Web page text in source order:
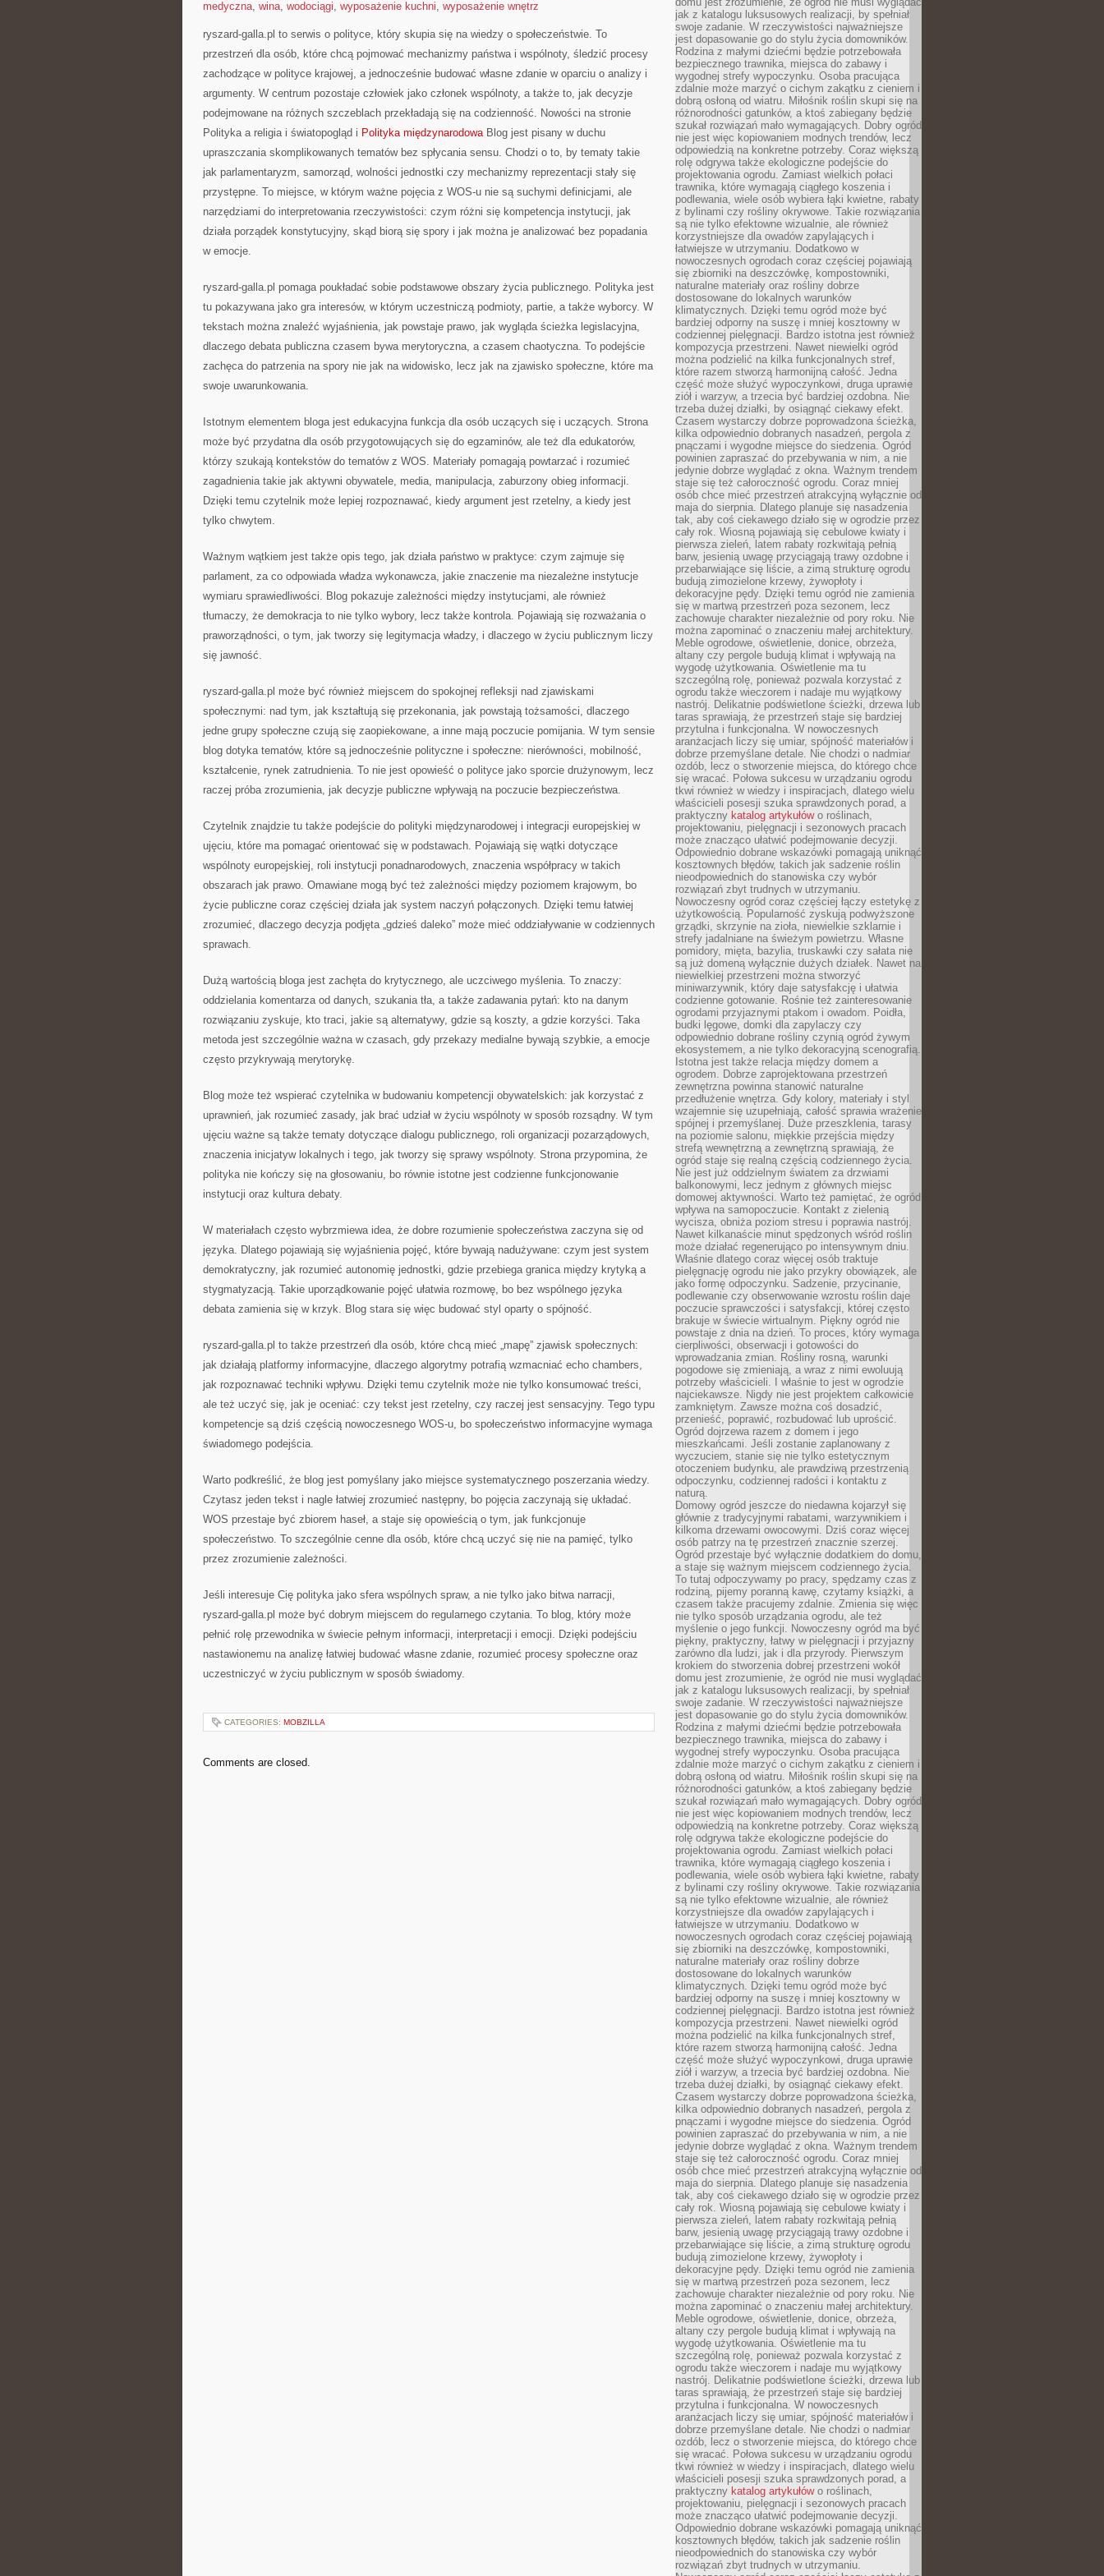
medyczna, wina, wodociągi, wyposażenie kuchni, wyposażenie wnętrz
ryszard-galla.pl to serwis o polityce, który skupia się na wiedzy o społeczeństwie. To
przestrzeń dla osób, które chcą pojmować mechanizmy państwa i wspólnoty, śledzić procesy
zachodzące w polityce krajowej, a jednocześnie budować własne zdanie w oparciu o analizy i
argumenty. W centrum pozostaje człowiek jako członek wspólnoty, a także to, jak decyzje
podejmowane na różnych szczeblach przekładają się na codzienność. Nowości na stronie
Polityka a religia i światopogląd i Polityka międzynarodowaBlog jest pisany w duchu
upraszczania skomplikowanych tematów bez spłycania sensu. Chodzi o to, by tematy takie
jak parlamentaryzm, samorząd, wolności jednostki czy mechanizmy reprezentacji stały się
przystępne. To miejsce, w którym ważne pojęcia z WOS-u nie są suchymi definicjami, ale
narzędziami do interpretowania rzeczywistości: czym różni się kompetencja instytucji, jak
działa porządek konstytucyjny, skąd biorą się spory i jak można je analizować bez popadania
w emocje.
ryszard-galla.pl pomaga poukładać sobie podstawowe obszary życia publicznego. Polityka jest
tu pokazywana jako gra interesów, w którym uczestniczą podmioty, partie, a także wyborcy. W
tekstach można znaleźć wyjaśnienia, jak powstaje prawo, jak wygląda ścieżka legislacyjna,
dlaczego debata publiczna czasem bywa merytoryczna, a czasem chaotyczna. To podejście
zachęca do patrzenia na spory nie jak na widowisko, lecz jak na zjawisko społeczne, które ma
swoje uwarunkowania.
Istotnym elementem bloga jest edukacyjna funkcja dla osób uczących się i uczących. Strona
może być przydatna dla osób przygotowujących się do egzaminów, ale też dla edukatorów,
którzy szukają kontekstów do tematów z WOS. Materiały pomagają powtarzać i rozumieć
zagadnienia takie jak aktywni obywatele, media, manipulacja, zaburzony obieg informacji.
Dzięki temu czytelnik może lepiej rozpoznawać, kiedy argument jest rzetelny, a kiedy jest
tylko chwytem.
Ważnym wątkiem jest także opis tego, jak działa państwo w praktyce: czym zajmuje się
parlament, za co odpowiada władza wykonawcza, jakie znaczenie ma niezależne instytucje
wymiaru sprawiedliwości. Blog pokazuje zależności między instytucjami, ale również
tłumaczy, że demokracja to nie tylko wybory, lecz także kontrola. Pojawiają się rozważania o
praworządności, o tym, jak tworzy się legitymacja władzy, i dlaczego w życiu publicznym liczy
się jawność.
ryszard-galla.pl może być również miejscem do spokojnej refleksji nad zjawiskami
społecznymi: nad tym, jak kształtują się przekonania, jak powstają tożsamości, dlaczego
jedne grupy społeczne czują się zaopiekowane, a inne mają poczucie pomijania. W tym sensie
blog dotyka tematów, które są jednocześnie polityczne i społeczne: nierówności, mobilność,
kształcenie, rynek zatrudnienia. To nie jest opowieść o polityce jako sporcie drużynowym, lecz
raczej próba zrozumienia, jak decyzje publiczne wpływają na poczucie bezpieczeństwa.
Czytelnik znajdzie tu także podejście do polityki międzynarodowej i integracji europejskiej w
ujęciu, które ma pomagać orientować się w podstawach. Pojawiają się wątki dotyczące
wspólnoty europejskiej, roli instytucji ponadnarodowych, znaczenia współpracy w takich
obszarach jak prawo. Omawiane mogą być też zależności między poziomem krajowym, bo
życie publiczne coraz częściej działa jak system naczyń połączonych. Dzięki temu łatwiej
zrozumieć, dlaczego decyzja podjęta „gdzieś daleko” może mieć oddziaływanie w codziennych
sprawach.
Dużą wartością bloga jest zachęta do krytycznego, ale uczciwego myślenia. To znaczy:
oddzielania komentarza od danych, szukania tła, a także zadawania pytań: kto na danym
rozwiązaniu zyskuje, kto traci, jakie są alternatywy, gdzie są koszty, a gdzie korzyści. Taka
metoda jest szczególnie ważna w czasach, gdy przekazy medialne bywają szybkie, a emocje
często przykrywają merytorykę.
Blog może też wspierać czytelnika w budowaniu kompetencji obywatelskich: jak korzystać z
uprawnień, jak rozumieć zasady, jak brać udział w życiu wspólnoty w sposób rozsądny. W tym
ujęciu ważne są także tematy dotyczące dialogu publicznego, roli organizacji pozarządowych,
znaczenia inicjatyw lokalnych i tego, jak tworzy się sprawy wspólnoty. Strona przypomina, że
polityka nie kończy się na głosowaniu, bo równie istotne jest codzienne funkcjonowanie
instytucji oraz kultura debaty.
W materiałach często wybrzmiewa idea, że dobre rozumienie społeczeństwa zaczyna się od
języka. Dlatego pojawiają się wyjaśnienia pojęć, które bywają nadużywane: czym jest system
demokratyczny, jak rozumieć autonomię jednostki, gdzie przebiega granica między krytyką a
stygmatyzacją. Takie uporządkowanie pojęć ułatwia rozmowę, bo bez wspólnego języka
debata zamienia się w krzyk. Blog stara się więc budować styl oparty o spójność.
ryszard-galla.pl to także przestrzeń dla osób, które chcą mieć „mapę” zjawisk społecznych:
jak działają platformy informacyjne, dlaczego algorytmy potrafią wzmacniać echo chambers,
jak rozpoznawać techniki wpływu. Dzięki temu czytelnik może nie tylko konsumować treści,
ale też uczyć się, jak je oceniać: czy tekst jest rzetelny, czy raczej jest sensacyjny. Tego typu
kompetencje są dziś częścią nowoczesnego WOS-u, bo społeczeństwo informacyjne wymaga
świadomego podejścia.
Warto podkreślić, że blog jest pomyślany jako miejsce systematycznego poszerzania wiedzy.
Czytasz jeden tekst i nagle łatwiej zrozumieć następny, bo pojęcia zaczynają się układać.
WOS przestaje być zbiorem haseł, a staje się opowieścią o tym, jak funkcjonuje
społeczeństwo. To szczególnie cenne dla osób, które chcą uczyć się nie na pamięć, tylko
przez zrozumienie zależności.
Jeśli interesuje Cię polityka jako sfera wspólnych spraw, a nie tylko jako bitwa narracji,
ryszard-galla.pl może być dobrym miejscem do regularnego czytania. To blog, który może
pełnić rolę przewodnika w świecie pełnym informacji, interpretacji i emocji. Dzięki podejściu
nastawionemu na analizę łatwiej budować własne zdanie, rozumieć procesy społeczne oraz
uczestniczyć w życiu publicznym w sposób świadomy.
CATEGORIES: MOBZILLA
Comments are closed.
jak z katalogu luksusowych realizacji, by spełniał
swoje zadanie. W rzeczywistości najważniejsze
jest dopasowanie go do stylu życia domowników.
Rodzina z małymi dziećmi będzie potrzebowała
bezpiecznego trawnika, miejsca do zabawy i
wygodnej strefy wypoczynku. Osoba pracująca
zdalnie może marzyć o cichym zakątku z cieniem i
dobrą osłoną od wiatru. Miłośnik roślin skupi się na
różnorodności gatunków, a ktoś zabiegany będzie
szukał rozwiązań mało wymagających. Dobry ogród
nie jest więc kopiowaniem modnych trendów, lecz
odpowiedzią na konkretne potrzeby. Coraz większą
rolę odgrywa także ekologiczne podejście do
projektowania ogrodu. Zamiast wielkich połaci
trawnika, które wymagają ciągłego koszenia i
podlewania, wiele osób wybiera łąki kwietne, rabaty
z bylinami czy rośliny okrywowe. Takie rozwiązania
są nie tylko efektowne wizualnie, ale również
korzystniejsze dla owadów zapylających i
łatwiejsze w utrzymaniu. Dodatkowo w
nowoczesnych ogrodach coraz częściej pojawiają
się zbiorniki na deszczówkę, kompostowniki,
naturalne materiały oraz rośliny dobrze
dostosowane do lokalnych warunków
klimatycznych. Dzięki temu ogród może być
bardziej odporny na suszę i mniej kosztowny w
codziennej pielęgnacji. Bardzo istotna jest również
kompozycja przestrzeni. Nawet niewielki ogród
można podzielić na kilka funkcjonalnych stref,
które razem stworzą harmonijną całość. Jedna
część może służyć wypoczynkowi, druga uprawie
ziół i warzyw, a trzecia być bardziej ozdobna. Nie
trzeba dużej działki, by osiągnąć ciekawy efekt.
Czasem wystarczy dobrze poprowadzona ścieżka,
kilka odpowiednio dobranych nasadzeń, pergola z
pnączami i wygodne miejsce do siedzenia. Ogród
powinien zapraszać do przebywania w nim, a nie
jedynie dobrze wyglądać z okna. Ważnym trendem
staje się też całoroczność ogrodu. Coraz mniej
osób chce mieć przestrzeń atrakcyjną wyłącznie od
maja do sierpnia. Dlatego planuje się nasadzenia
tak, aby coś ciekawego działo się w ogrodzie przez
cały rok. Wiosną pojawiają się cebulowe kwiaty i
pierwsza zieleń, latem rabaty rozkwitają pełnią
barw, jesienią uwagę przyciągają trawy ozdobne i
przebarwiające się liście, a zimą strukturę ogrodu
budują zimozielone krzewy, żywopłoty i
dekoracyjne pędy. Dzięki temu ogród nie zamienia
się w martwą przestrzeń poza sezonem, lecz
zachowuje charakter niezależnie od pory roku. Nie
można zapominać o znaczeniu małej architektury.
Meble ogrodowe, oświetlenie, donice, obrzeża,
altany czy pergole budują klimat i wpływają na
wygodę użytkowania. Oświetlenie ma tu
szczególną rolę, ponieważ pozwala korzystać z
ogrodu także wieczorem i nadaje mu wyjątkowy
nastrój. Delikatnie podświetlone ścieżki, drzewa lub
taras sprawiają, że przestrzeń staje się bardziej
przytulna i funkcjonalna. W nowoczesnych
aranżacjach liczy się umiar, spójność materiałów i
dobrze przemyślane detale. Nie chodzi o nadmiar
ozdób, lecz o stworzenie miejsca, do którego chce
się wracać. Połowa sukcesu w urządzaniu ogrodu
tkwi również w wiedzy i inspiracjach, dlatego wielu
właścicieli posesji szuka sprawdzonych porad, a
praktyczny katalog artykułówo roślinach,
projektowaniu, pielęgnacji i sezonowych pracach
może znacząco ułatwić podejmowanie decyzji.
Odpowiednio dobrane wskazówki pomagają uniknąć
kosztownych błędów, takich jak sadzenie roślin
nieodpowiednich do stanowiska czy wybór
rozwiązań zbyt trudnych w utrzymaniu.
Nowoczesny ogród coraz częściej łączy estetykę z
użytkowością. Popularność zyskują podwyższone
grządki, skrzynie na zioła, niewielkie szklarnie i
strefy jadalniane na świeżym powietrzu. Własne
pomidory, mięta, bazylia, truskawki czy sałata nie
są już domeną wyłącznie dużych działek. Nawet na
niewielkiej przestrzeni można stworzyć
miniwarzywnik, który daje satysfakcję i ułatwia
codzienne gotowanie. Rośnie też zainteresowanie
ogrodami przyjaznymi ptakom i owadom. Poidła,
budki lęgowe, domki dla zapylaczy czy
odpowiednio dobrane rośliny czynią ogród żywym
ekosystemem, a nie tylko dekoracyjną scenografią.
Istotna jest także relacja między domem a
ogrodem. Dobrze zaprojektowana przestrzeń
zewnętrzna powinna stanowić naturalne
przedłużenie wnętrza. Gdy kolory, materiały i styl
wzajemnie się uzupełniają, całość sprawia wrażenie
spójnej i przemyślanej. Duże przeszklenia, tarasy
na poziomie salonu, miękkie przejścia między
strefą wewnętrzną a zewnętrzną sprawiają, że
ogród staje się realną częścią codziennego życia.
Nie jest już oddzielnym światem za drzwiami
balkonowymi, lecz jednym z głównych miejsc
domowej aktywności. Warto też pamiętać, że ogród
wpływa na samopoczucie. Kontakt z zielenią
wycisza, obniża poziom stresu i poprawia nastrój.
Nawet kilkanaście minut spędzonych wśród roślin
może działać regenerująco po intensywnym dniu.
Właśnie dlatego coraz więcej osób traktuje
pielęgnację ogrodu nie jako przykry obowiązek, ale
jako formę odpoczynku. Sadzenie, przycinanie,
podlewanie czy obserwowanie wzrostu roślin daje
poczucie sprawczości i satysfakcji, której często
brakuje w świecie wirtualnym. Piękny ogród nie
powstaje z dnia na dzień. To proces, który wymaga
cierpliwości, obserwacji i gotowości do
wprowadzania zmian. Rośliny rosną, warunki
pogodowe się zmieniają, a wraz z nimi ewoluują
potrzeby właścicieli. I właśnie to jest w ogrodzie
najciekawsze. Nigdy nie jest projektem całkowicie
zamkniętym. Zawsze można coś dosadzić,
przenieść, poprawić, rozbudować lub uprościć.
Ogród dojrzewa razem z domem i jego
mieszkańcami. Jeśli zostanie zaplanowany z
wyczuciem, stanie się nie tylko estetycznym
otoczeniem budynku, ale prawdziwą przestrzenią
odpoczynku, codziennej radości i kontaktu z
naturą.
Domowy ogród jeszcze do niedawna kojarzył się
głównie z tradycyjnymi rabatami, warzywnikiem i
kilkoma drzewami owocowymi. Dziś coraz więcej
osób patrzy na tę przestrzeń znacznie szerzej.
Ogród przestaje być wyłącznie dodatkiem do domu,
a staje się ważnym miejscem codziennego życia.
To tutaj odpoczywamy po pracy, spędzamy czas z
rodziną, pijemy poranną kawę, czytamy książki, a
czasem także pracujemy zdalnie. Zmienia się więc
nie tylko sposób urządzania ogrodu, ale też
myślenie o jego funkcji. Nowoczesny ogród ma być
piękny, praktyczny, łatwy w pielęgnacji i przyjazny
zarówno dla ludzi, jak i dla przyrody. Pierwszym
krokiem do stworzenia dobrej przestrzeni wokół
domu jest zrozumienie, że ogród nie musi wyglądać
jak z katalogu luksusowych realizacji, by spełniał
swoje zadanie. W rzeczywistości najważniejsze
jest dopasowanie go do stylu życia domowników.
Rodzina z małymi dziećmi będzie potrzebowała
bezpiecznego trawnika, miejsca do zabawy i
wygodnej strefy wypoczynku. Osoba pracująca
zdalnie może marzyć o cichym zakątku z cieniem i
dobrą osłoną od wiatru. Miłośnik roślin skupi się na
różnorodności gatunków, a ktoś zabiegany będzie
szukał rozwiązań mało wymagających. Dobry ogród
nie jest więc kopiowaniem modnych trendów, lecz
odpowiedzią na konkretne potrzeby. Coraz większą
rolę odgrywa także ekologiczne podejście do
projektowania ogrodu. Zamiast wielkich połaci
trawnika, które wymagają ciągłego koszenia i
podlewania, wiele osób wybiera łąki kwietne, rabaty
z bylinami czy rośliny okrywowe. Takie rozwiązania
są nie tylko efektowne wizualnie, ale również
korzystniejsze dla owadów zapylających i
łatwiejsze w utrzymaniu. Dodatkowo w
nowoczesnych ogrodach coraz częściej pojawiają
się zbiorniki na deszczówkę, kompostowniki,
naturalne materiały oraz rośliny dobrze
dostosowane do lokalnych warunków
klimatycznych. Dzięki temu ogród może być
bardziej odporny na suszę i mniej kosztowny w
codziennej pielęgnacji. Bardzo istotna jest również
kompozycja przestrzeni. Nawet niewielki ogród
można podzielić na kilka funkcjonalnych stref,
które razem stworzą harmonijną całość. Jedna
część może służyć wypoczynkowi, druga uprawie
ziół i warzyw, a trzecia być bardziej ozdobna. Nie
trzeba dużej działki, by osiągnąć ciekawy efekt.
Czasem wystarczy dobrze poprowadzona ścieżka,
kilka odpowiednio dobranych nasadzeń, pergola z
pnączami i wygodne miejsce do siedzenia. Ogród
powinien zapraszać do przebywania w nim, a nie
jedynie dobrze wyglądać z okna. Ważnym trendem
staje się też całoroczność ogrodu. Coraz mniej
osób chce mieć przestrzeń atrakcyjną wyłącznie od
maja do sierpnia. Dlatego planuje się nasadzenia
tak, aby coś ciekawego działo się w ogrodzie przez
cały rok. Wiosną pojawiają się cebulowe kwiaty i
pierwsza zieleń, latem rabaty rozkwitają pełnią
barw, jesienią uwagę przyciągają trawy ozdobne i
przebarwiające się liście, a zimą strukturę ogrodu
budują zimozielone krzewy, żywopłoty i
dekoracyjne pędy. Dzięki temu ogród nie zamienia
się w martwą przestrzeń poza sezonem, lecz
zachowuje charakter niezależnie od pory roku. Nie
można zapominać o znaczeniu małej architektury.
Meble ogrodowe, oświetlenie, donice, obrzeża,
altany czy pergole budują klimat i wpływają na
wygodę użytkowania. Oświetlenie ma tu
szczególną rolę, ponieważ pozwala korzystać z
ogrodu także wieczorem i nadaje mu wyjątkowy
nastrój. Delikatnie podświetlone ścieżki, drzewa lub
taras sprawiają, że przestrzeń staje się bardziej
przytulna i funkcjonalna. W nowoczesnych
aranżacjach liczy się umiar, spójność materiałów i
dobrze przemyślane detale. Nie chodzi o nadmiar
ozdób, lecz o stworzenie miejsca, do którego chce
się wracać. Połowa sukcesu w urządzaniu ogrodu
tkwi również w wiedzy i inspiracjach, dlatego wielu
właścicieli posesji szuka sprawdzonych porad, a
praktyczny katalog artykułówo roślinach,
projektowaniu, pielęgnacji i sezonowych pracach
może znacząco ułatwić podejmowanie decyzji.
Odpowiednio dobrane wskazówki pomagają uniknąć
kosztownych błędów, takich jak sadzenie roślin
nieodpowiednich do stanowiska czy wybór
rozwiązań zbyt trudnych w utrzymaniu.